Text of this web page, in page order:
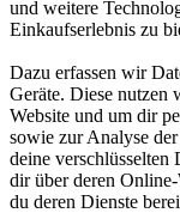
und weitere
Einkaufserlebnis zu
Dazu erfassen wir
Geräte. Diese nutzen
Website und um dir
sowie zur Analyse
deine verschlüsselten
dir über deren
du deren Dienste